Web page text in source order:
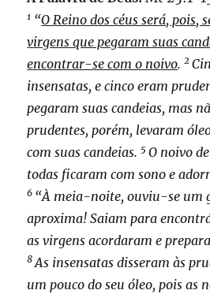
1 “O Reino dos céus será, pois,
virgens que pegaram suas
encontrar-se com o noivo.2
insensatas, e cinco eram
pegaram suas candeias, mas
prudentes, porém, levaram
com suas candeias.5O noivo
todas ficaram com sono e
6 “À meia-noite, ouviu-se um
aproxima! Saiam para
as virgens acordaram e
8 As insensatas disseram às
um pouco do seu óleo, pois as